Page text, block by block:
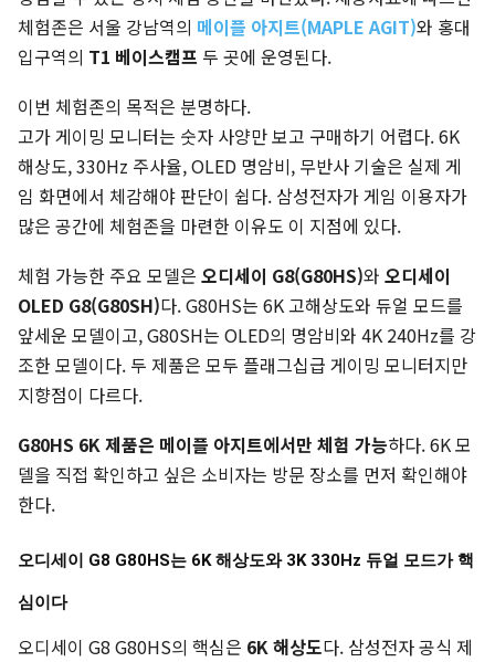
체험존은 서울 강남역의 메이플 아지트(MAPLE AGIT)와 홍대
입구역의 T1 베이스캠프 두 곳에 운영된다.
이번 체험존의 목적은 분명하다.
고가 게이밍 모니터는 숫자 사양만 보고 구매하기 어렵다. 6K
해상도, 330Hz 주사율, OLED 명암비, 무반사 기술은 실제 게
임 화면에서 체감해야 판단이 쉽다. 삼성전자가 게임 이용자가
많은 공간에 체험존을 마련한 이유도 이 지점에 있다.
체험 가능한 주요 모델은 오디세이 G8(G80HS)와 오디세이
OLED G8(G80SH)다. G80HS는 6K 고해상도와 듀얼 모드를
앞세운 모델이고, G80SH는 OLED의 명암비와 4K 240Hz를 강
조한 모델이다. 두 제품은 모두 플래그십급 게이밍 모니터지만
지향점이 다르다.
G80HS 6K 제품은 메이플 아지트에서만 체험 가능하다. 6K 모
델을 직접 확인하고 싶은 소비자는 방문 장소를 먼저 확인해야
한다.
오디세이 G8 G80HS는 6K 해상도와 3K 330Hz 듀얼 모드가 핵
심이다
오디세이 G8 G80HS의 핵심은 6K 해상도다. 삼성전자 공식 제